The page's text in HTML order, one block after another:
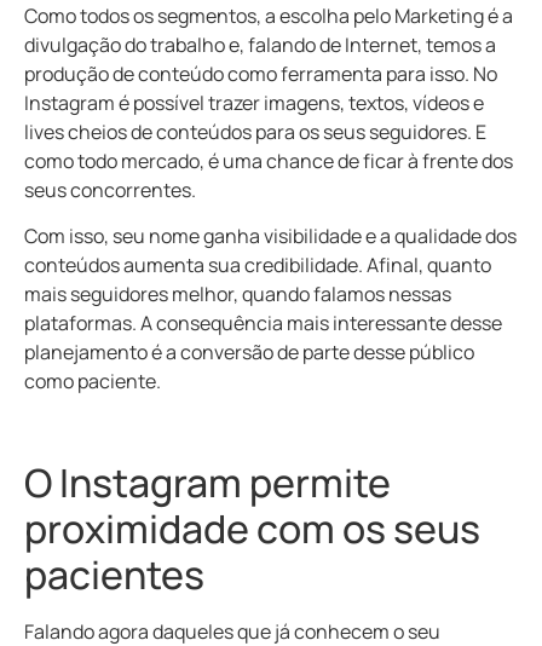
Como todos os segmentos, a escolha pelo Marketing é a
divulgação do trabalho e, falando de Internet, temos a
produção de conteúdo como ferramenta para isso. No
Instagram é possível trazer imagens, textos, vídeos e
lives cheios de conteúdos para os seus seguidores. E
como todo mercado, é uma chance de ficar à frente dos
seus concorrentes.
Com isso, seu nome ganha visibilidade e a qualidade dos
conteúdos aumenta sua credibilidade. Afinal, quanto
mais seguidores melhor, quando falamos nessas
plataformas. A consequência mais interessante desse
planejamento é a conversão de parte desse público
como paciente.
O Instagram permite
proximidade com os seus
pacientes
Falando agora daqueles que já conhecem o seu